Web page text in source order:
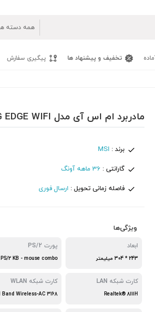
تخفیف و پیشنهاد ها پیگیری سفارش
مادربرد ام اس آی مدل MSI MPG X570 GAMING EDGE WIFI
برند : MSI
گارانتی : 36 ماهه آونگ
فاصله زمانی تحویل : ارسال فوری
ویژگی‌ها
ابعاد
243 * 304 میلیمتر
پورت PS/2
PS/2 KB - mouse combo
کارت شبکه LAN
Realtek® 8111H
کارت شبکه WLAN